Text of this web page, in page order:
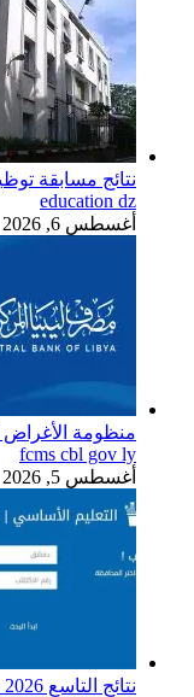
education dz
أغسطس 6, 2026
fcms cbl gov ly
أغسطس 5, 2026